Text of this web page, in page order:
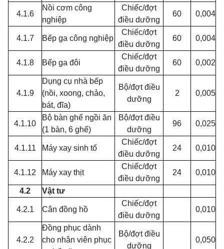
4.1.6
Nồi cơm công
nghiệp
Chiếc/đợt
điều dưỡng
60 0,004
4.1.7 Bếp ga công nghiệp
Chiếc/đợt
điều dưỡng
60 0,004
4.1.8 Bếp ga đôi
Chiếc/đợt
điều dưỡng
60 0,002
4.1.9
Dụng cụ nhà bếp
(nồi, xoong, chảo,
bát, đĩa)
Bộ/đợt điều
dưỡng
2 0,005
4.1.10
Bộ bàn ghế ngồi ăn
(1 bàn, 6 ghế)
Bộ/đợt điều
dưỡng
96 0,025
4.1.11 Máy xay sinh tố
Chiếc/đợt
điều dưỡng
24 0,010
4.1.12 Máy xay thịt
Chiếc/đợt
điều dưỡng
24 0,010
4.2 Vật tư
4.2.1 Cân đồng hồ
Chiếc/đợt
điều dưỡng
0,010
4.2.2
Đồng phục dành
cho nhân viên phục
Bộ/đợt điều
dưỡng
0,050